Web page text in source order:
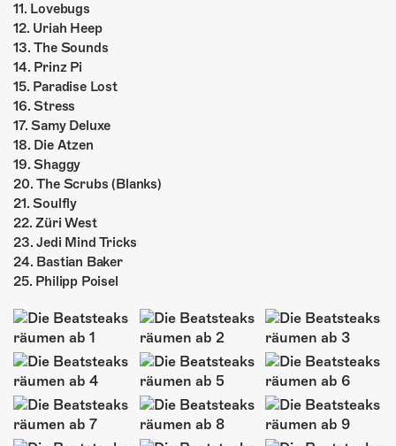
11. Lovebugs
12. Uriah Heep
13. The Sounds
14. Prinz Pi
15. Paradise Lost
16. Stress
17. Samy Deluxe
18. Die Atzen
19. Shaggy
20. The Scrubs (Blanks)
21. Soulfly
22. Züri West
23. Jedi Mind Tricks
24. Bastian Baker
25. Philipp Poisel